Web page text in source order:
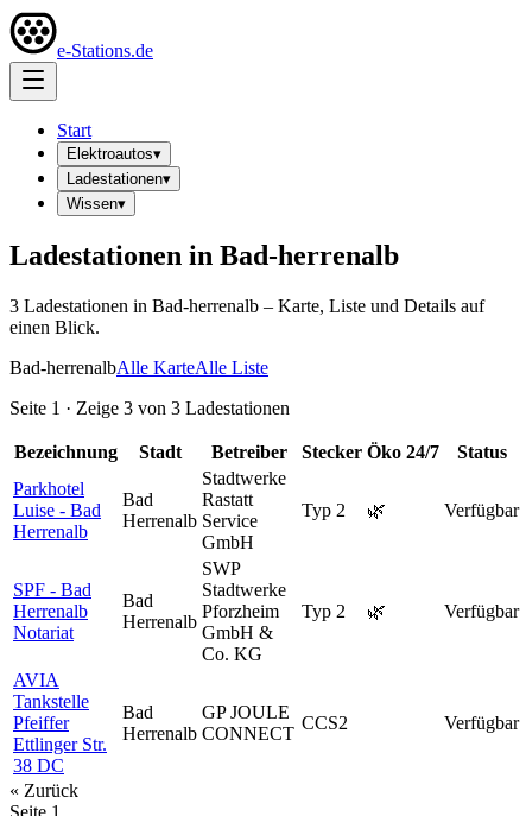
e-Stations.de
Start
Elektroautos▾
Ladestationen▾
Wissen▾
Ladestationen in Bad-herrenalb
3 Ladestationen in Bad-herrenalb – Karte, Liste und Details auf
einen Blick.
Bad-herrenalbAlle KarteAlle Liste
Seite 1 · Zeige 3 von 3 Ladestationen
Bezeichnung Stadt Betreiber Stecker Öko 24/7
Status
Parkhotel
Luise - Bad
Herrenalb
Bad
Herrenalb
Stadtwerke
Rastatt
Service
GmbH
Typ 2 🌿 Verfügbar
SPF - Bad
Herrenalb
Notariat
Bad
Herrenalb
SWP
Stadtwerke
Pforzheim
GmbH &
Co. KG
Typ 2 🌿 Verfügbar
AVIA
Tankstelle
Pfeiffer
Ettlinger Str.
38 DC
Bad
Herrenalb
GP JOULE
CONNECT
CCS2 Verfügbar
« Zurück
Seite 1